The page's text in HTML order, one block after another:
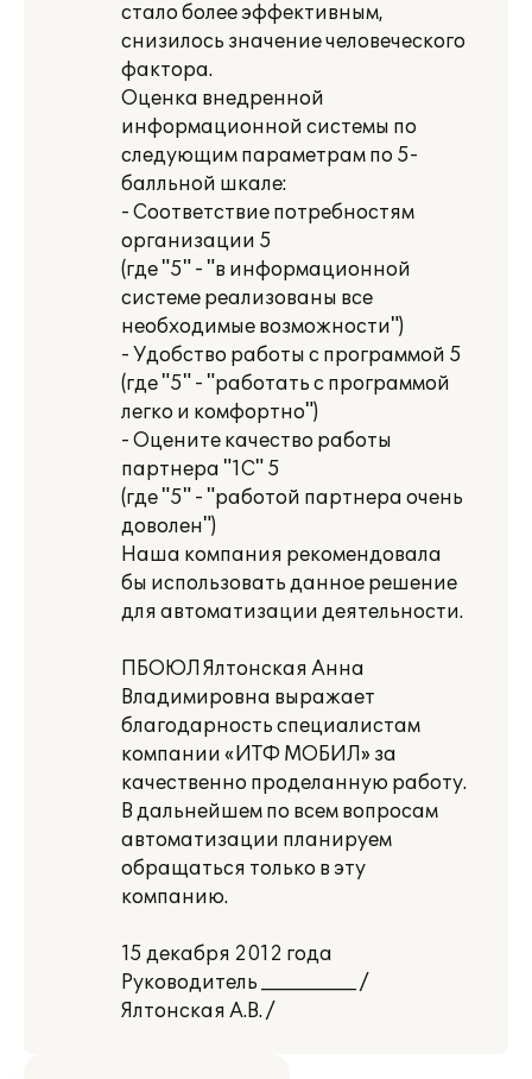
стало более эффективным,
снизилось значение человеческого
фактора.
Оценка внедренной
информационной системы по
следующим параметрам по 5-
балльной шкале:
- Соответствие потребностям
организации 5
(где "5" - "в информационной
системе реализованы все
необходимые возможности")
- Удобство работы с программой 5
(где "5" - "работать с программой
легко и комфортно")
- Оцените качество работы
партнера "1С" 5
(где "5" - "работой партнера очень
доволен")
Наша компания рекомендовала
бы использовать данное решение
для автоматизации деятельности.
ПБОЮЛ Ялтонская Анна
Владимировна выражает
благодарность специалистам
компании «ИТФ МОБИЛ» за
качественно проделанную работу.
В дальнейшем по всем вопросам
автоматизации планируем
обращаться только в эту
компанию.
15 декабря 2012 года
Руководитель __________ /
Ялтонская А.В. /